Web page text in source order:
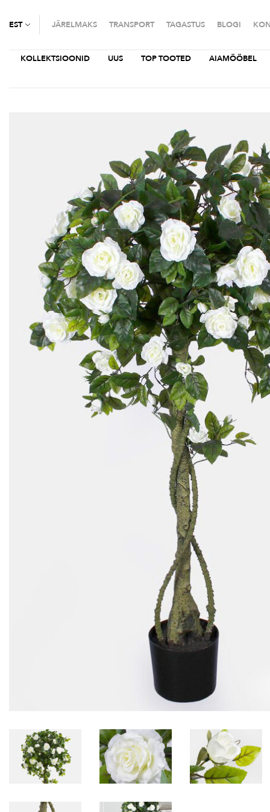
EST JÄRELMAKS TRANSPORT TAGASTUS BLOGI
KOLLEKTSIOONID UUS TOP TOOTED AIAMÖÖBEL